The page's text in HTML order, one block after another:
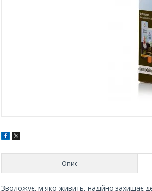
Опис
Зволожує, м'яко живить, надійно захищає